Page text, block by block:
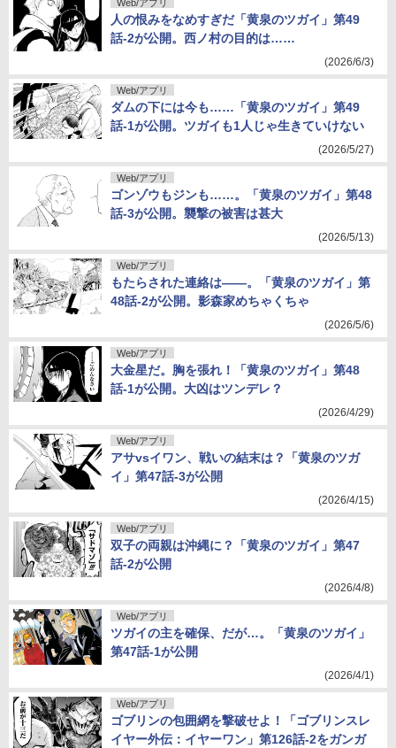
Web/アプリ
人の恨みをなめすぎだ「黄泉のツガイ」第49
話-2が公開。西ノ村の目的は……
(2026/6/3)
Web/アプリ
ダムの下には今も……「黄泉のツガイ」第49
話-1が公開。ツガイも1人じゃ生きていけない
(2026/5/27)
Web/アプリ
ゴンゾウもジンも……。「黄泉のツガイ」第48
話-3が公開。襲撃の被害は甚大
(2026/5/13)
Web/アプリ
もたらされた連絡は――。「黄泉のツガイ」第
48話-2が公開。影森家めちゃくちゃ
(2026/5/6)
Web/アプリ
大金星だ。胸を張れ！「黄泉のツガイ」第48
話-1が公開。大凶はツンデレ？
(2026/4/29)
Web/アプリ
アサvsイワン、戦いの結末は？「黄泉のツガ
イ」第47話-3が公開
(2026/4/15)
Web/アプリ
双子の両親は沖縄に？「黄泉のツガイ」第47
話-2が公開
(2026/4/8)
Web/アプリ
ツガイの主を確保、だが…。「黄泉のツガイ」
第47話-1が公開
(2026/4/1)
Web/アプリ
ゴブリンの包囲網を撃破せよ！「ゴブリンスレ
イヤー外伝：イヤーワン」第126話-2をガンガ